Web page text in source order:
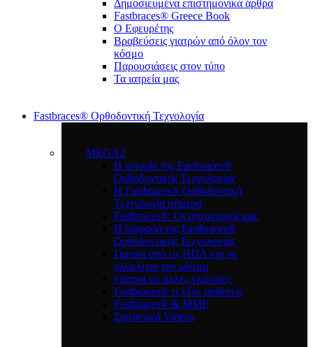
Δημοσιευμένα επιστημονικά άρθρα
Fastbraces® Greece Book
Ο Εφευρέτης
Bραβεύσεις γιατρών από όλον τον
κόσμο
Παρουσιάσεις στον τύπο
Τα ιατρεία μας
Fastbraces® Ορθοδοντική Τεχνολογία
MEGA2
Η ιστορία της Fastbraces®
Ορθοδοντικής Τεχνολογίας
H Fastbraces® Ορθοδοντική
Τεχνολογία σήμερα
Fastbraces®: Οι μηχανισμοί μας
Η διαφορά της Fastbraces®
Ορθοδοντικής Τεχνολογίας
Γιατροί από τις ΗΠΑ και σε
ολόκληρο τον κόσμο
Γιατροί σε άλλες γλώσσες
Fastbraces® τι λένε ασθενείς
Fastbraces® & ΜΜΕ
Σημαντικά Videos